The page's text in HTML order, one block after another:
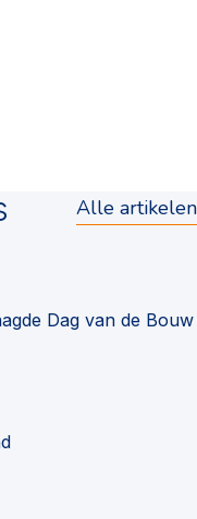
Alle artikelen
Dag van de Bouw